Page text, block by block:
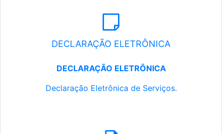
DECLARAÇÃO ELETRÔNICA
DECLARAÇÃO ELETRÔNICA
Declaração Eletrônica de Serviços.